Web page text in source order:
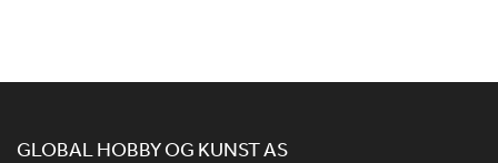
GLOBAL HOBBY OG KUNST AS